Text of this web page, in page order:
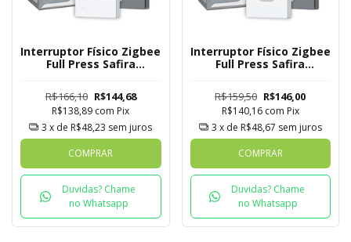
Interruptor Físico Zigbee
Full Press Safira
R$166,10 R$144,68
R$138,89 com Pix
3 x de R$48,23 sem juros
COMPRAR
Duvidas? Chame
no Whatsapp
Interruptor Físico Zigbee
Full Press Safira
Tomada + USB C
R$159,50 R$146,00
R$140,16 com Pix
3 x de R$48,67 sem juros
COMPRAR
Duvidas? Chame
no Whatsapp